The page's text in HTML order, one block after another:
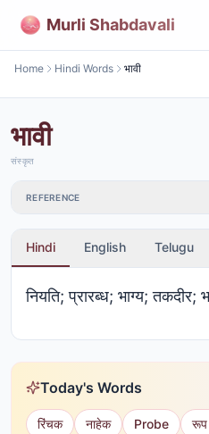
Murli Shabdavali
Home Hindi Words भावी
भावी
संस्कृत
REFERENCE
Hindi English Telugu
नियति; प्रारब्ध; भाग्य; तकदीर;
Today's Words
रिंचक नाहेक Probe रूप